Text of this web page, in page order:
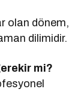
olan dönem,
dilimidir.
mi?